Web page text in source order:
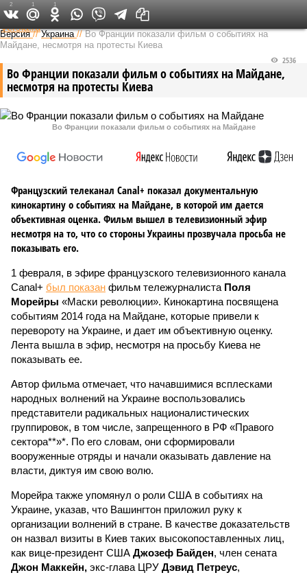
Федеральный выпуск
Версия //Украина //Во Франции показали фильм о событиях на
Майдане, несмотря на протесты Киева
Во Франции показали фильм о событиях на Майдане,
несмотря на протесты Киева
2536
Во Франции показали фильм о событиях на Майдане
Французский телеканал Canal+ показал документальную
кинокартину о событиях на Майдане, в которой им дается
объективная оценка. Фильм вышел в телевизионный эфир
несмотря на то, что со стороны Украины прозвучала просьба не
показывать его.
1 февраля, в эфире французского телевизионного канала
Canal+ был показан фильм тележурналиста Поля
Морейры «Маски революции». Кинокартина посвящена
событиям 2014 года на Майдане, которые привели к
перевороту на Украине, и дает им объективную оценку.
Лента вышла в эфир, несмотря на просьбу Киева не
показывать ее.
Автор фильма отмечает, что начавшимися всплесками
народных волнений на Украине воспользовались
представители радикальных националистических
группировок, в том числе, запрещенного в РФ «Правого
сектора**»*. По его словам, они сформировали
вооруженные отряды и начали оказывать давление на
власти, диктуя им свою волю.
Морейра также упомянул о роли США в событиях на
Украине, указав, что Вашингтон приложил руку к
организации волнений в стране. В качестве доказательств
он назвал визиты в Киев таких высокопоставленных лиц,
как вице-президент США Джозеф Байден, член сената
Джон Маккейн, экс-глава ЦРУ Дэвид Петреус,
2 1 1